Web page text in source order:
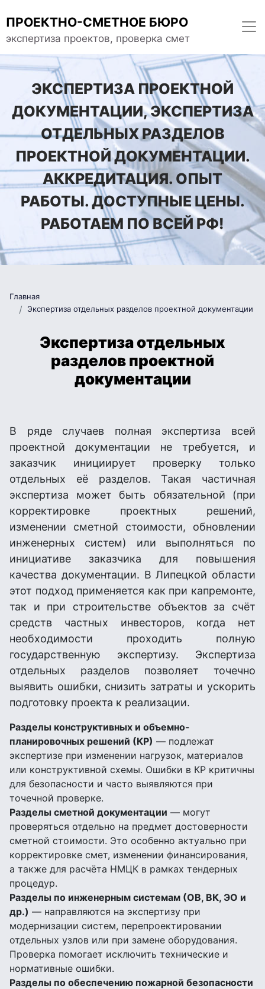
ПРОЕКТНО-СМЕТНОЕ БЮРО
экспертиза проектов, проверка смет
ЭКСПЕРТИЗА ПРОЕКТНОЙ
ДОКУМЕНТАЦИИ, ЭКСПЕРТИЗА
ОТДЕЛЬНЫХ РАЗДЕЛОВ
ПРОЕКТНОЙ ДОКУМЕНТАЦИИ.
АККРЕДИТАЦИЯ. ОПЫТ
РАБОТЫ. ДОСТУПНЫЕ ЦЕНЫ.
РАБОТАЕМ ПО ВСЕЙ РФ!
Главная
Экспертиза отдельных разделов проектной документации
Экспертиза отдельных
разделов проектной
документации
В ряде случаев полная экспертиза всей
проектной документации не требуется, и
заказчик инициирует проверку только
отдельных её разделов. Такая частичная
экспертиза может быть обязательной (при
корректировке проектных решений,
изменении сметной стоимости, обновлении
инженерных систем) или выполняться по
инициативе заказчика для повышения
качества документации. В Липецкой области
этот подход применяется как при капремонте,
так и при строительстве объектов за счёт
средств частных инвесторов, когда нет
необходимости проходить полную
государственную экспертизу. Экспертиза
отдельных разделов позволяет точечно
выявить ошибки, снизить затраты и ускорить
подготовку проекта к реализации.
Разделы конструктивных и объемно-
планировочных решений (КР) — подлежат
экспертизе при изменении нагрузок, материалов
или конструктивной схемы. Ошибки в КР критичны
для безопасности и часто выявляются при
точечной проверке.
Разделы сметной документации — могут
проверяться отдельно на предмет достоверности
сметной стоимости. Это особенно актуально при
корректировке смет, изменении финансирования,
а также для расчёта НМЦК в рамках тендерных
процедур.
Разделы по инженерным системам (ОВ, ВК, ЭО и
др.) — направляются на экспертизу при
модернизации систем, перепроектировании
отдельных узлов или при замене оборудования.
Проверка помогает исключить технические и
нормативные ошибки.
Разделы по обеспечению пожарной безопасности